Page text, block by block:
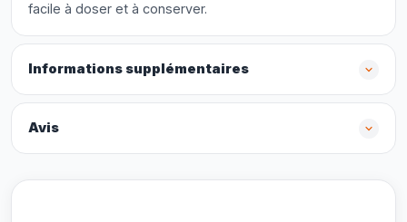
facile à doser et à conserver.
Informations supplémentaires
Avis